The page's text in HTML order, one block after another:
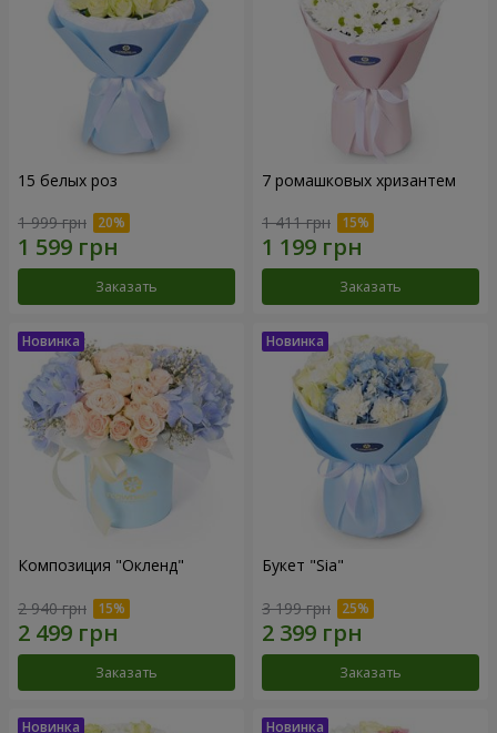
15 белых роз
1 999 грн
Заказать
7 ромашковых хризантем
1 411 грн
Заказать
Композиция "Окленд"
2 940 грн
Заказать
Букет "Sia"
3 199 грн
Заказать